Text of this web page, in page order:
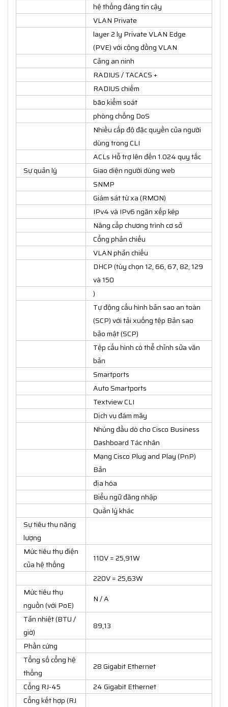
hệ thống đáng tin cậy
VLAN Private
layer 2 ly Private VLAN Edge
(PVE) với cộng đồng VLAN
Cảng an ninh
RADIUS / TACACS +
RADIUS chiếm
bão kiểm soát
phòng chống DoS
Nhiều cấp độ đặc quyền của người
dùng trong CLI
ACLs Hỗ trợ lên đến 1.024 quy tắc
Sự quản lý
Giao diện người dùng web
SNMP
Giám sát từ xa (RMON)
IPv4 và IPv6 ngăn xếp kép
Nâng cấp chương trình cơ sở
Cổng phản chiếu
VLAN phản chiếu
DHCP (tùy chọn 12, 66, 67, 82, 129
và 150
)
Tự động cấu hình bản sao an toàn
(SCP) với tải xuống tệp Bản sao
bảo mật (SCP)
Tệp cấu hình có thể chỉnh sửa văn
bản
Smartports
Auto Smartports
Textview CLI
Dịch vụ đám mây
Nhúng đầu dò cho Cisco Business
Dashboard Tác nhân
Mạng Cisco Plug and Play (PnP)
Bản
địa hóa
Biểu ngữ đăng nhập
Quản lý khác
Sự tiêu thụ năng
lượng
Mức tiêu thụ điện
của hệ thống
110V = 25,91W
220V = 25,63W
Mức tiêu thụ
nguồn (với PoE)
N / A
Tản nhiệt (BTU /
giờ)
89,13
Phần cứng
Tổng số cổng hệ
thống
28 Gigabit Ethernet
Cổng RJ-45
24 Gigabit Ethernet
Cổng kết hợp (RJ